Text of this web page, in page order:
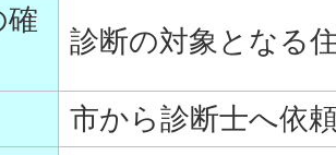
確
診断の対象となる
市から診断士へ依